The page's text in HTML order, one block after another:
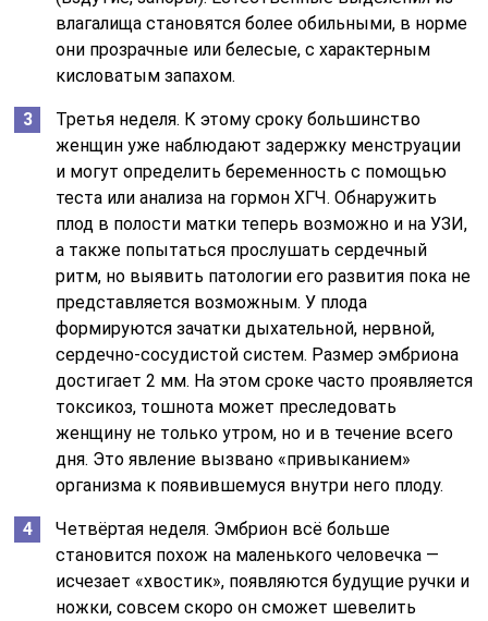
влагалища становятся более обильными, в норме
они прозрачные или белесые, с характерным
кисловатым запахом.
Третья неделя. К этому сроку большинство
женщин уже наблюдают задержку менструации
и могут определить беременность с помощью
теста или анализа на гормон ХГЧ. Обнаружить
плод в полости матки теперь возможно и на УЗИ,
а также попытаться прослушать сердечный
ритм, но выявить патологии его развития пока не
представляется возможным. У плода
формируются зачатки дыхательной, нервной,
сердечно-сосудистой систем. Размер эмбриона
достигает 2 мм. На этом сроке часто проявляется
токсикоз, тошнота может преследовать
женщину не только утром, но и в течение всего
дня. Это явление вызвано «привыканием»
организма к появившемуся внутри него плоду.
Четвёртая неделя. Эмбрион всё больше
становится похож на маленького человечка —
исчезает «хвостик», появляются будущие ручки и
ножки, совсем скоро он сможет шевелить